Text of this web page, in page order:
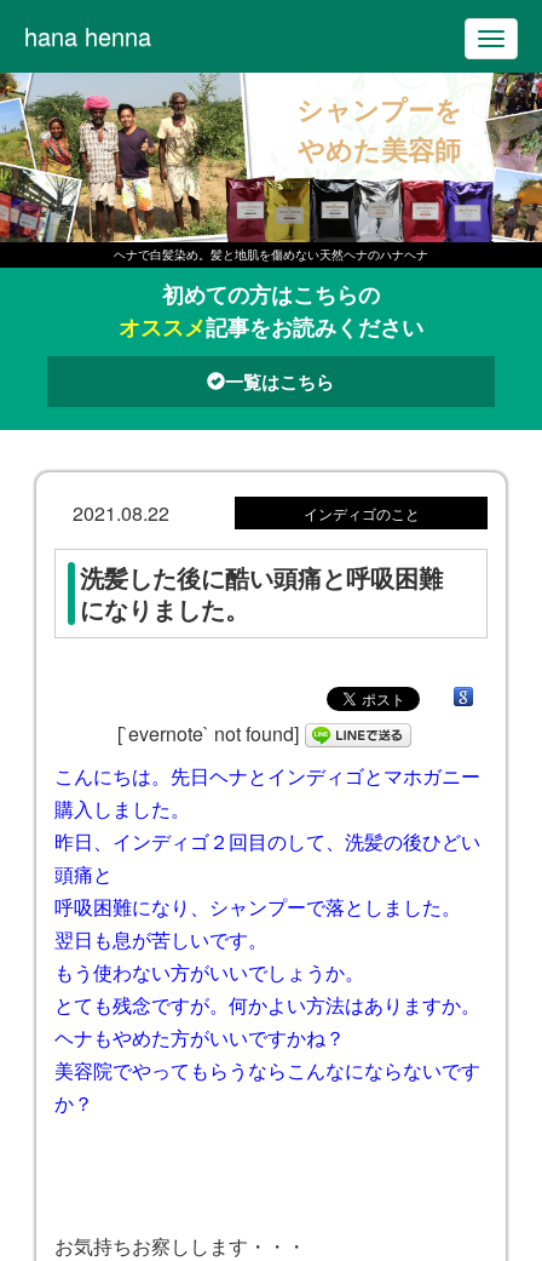
シャンプーを
やめた美容師
T
o
g
g
l
e
n
a
a
t
i
hana henna
ヘナで白髪染め。髪と地肌を傷めない天然ヘナのハナヘナ
初めての方はこちらの
オススメ記事をお読みください
一覧はこちら
2021.08.22 インディゴのこと
洗髪した後に酷い頭痛と呼吸困難
になりました。
[`evernote` not found]
こんにちは。先日ヘナとインディゴとマホガニー
購入しました。
昨日、インディゴ２回目のして、洗髪の後ひどい
頭痛と
呼吸困難になり、シャンプーで落としました。
翌日も息が苦しいです。
もう使わない方がいいでしょうか。
とても残念ですが。何かよい方法はありますか。
ヘナもやめた方がいいですかね？
美容院でやってもらうならこんなにならないです
か？
お気持ちお察しします・・・